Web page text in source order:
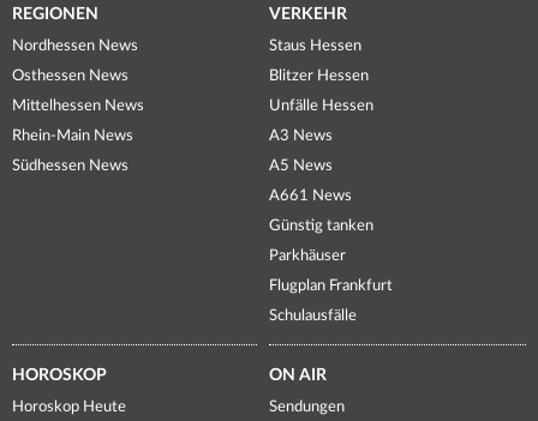
REGIONEN
Nordhessen News
Osthessen News
Mittelhessen News
Rhein-Main News
Südhessen News
VERKEHR
Staus Hessen
Blitzer Hessen
Unfälle Hessen
A3 News
A5 News
A661 News
Günstig tanken
Parkhäuser
Flugplan Frankfurt
Schulausfälle
HOROSKOP
Horoskop Heute
ON AIR
Sendungen